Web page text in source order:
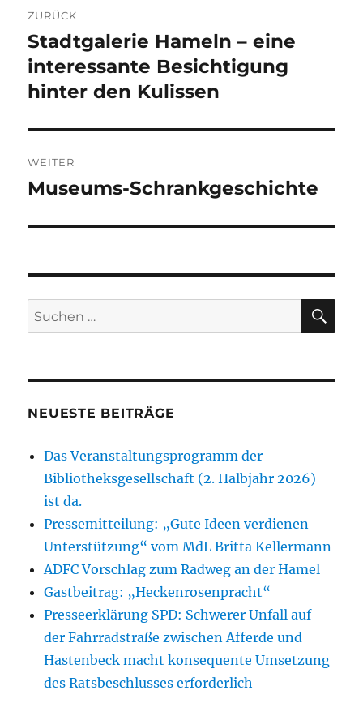
ZURÜCK
Vorheriger
Beitrag:
Stadtgalerie Hameln – eine
interessante Besichtigung
hinter den Kulissen
WEITER
Nächster
Museums-Schrankgeschichte
Suchen
nach:
NEUESTE BEITRÄGE
Das Veranstaltungsprogramm der
Bibliotheksgesellschaft (2. Halbjahr 2026)
ist da.
Pressemitteilung: „Gute Ideen verdienen
Unterstützung“ vom MdL Britta Kellermann
ADFC Vorschlag zum Radweg an der Hamel
Gastbeitrag: „Heckenrosenpracht“
Presseerklärung SPD: Schwerer Unfall auf
der Fahrradstraße zwischen Afferde und
Hastenbeck macht konsequente Umsetzung
des Ratsbeschlusses erforderlich